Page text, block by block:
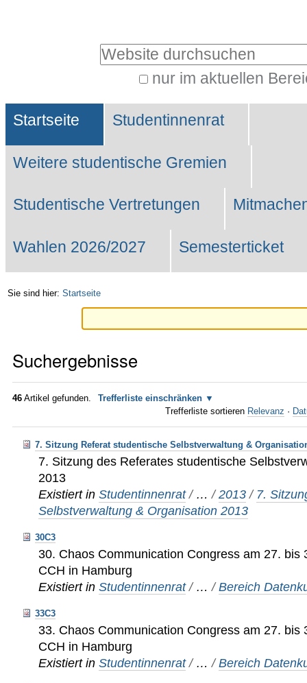
Website durchsuchen
nur im aktuellen
Suche…
Sektionen
Startseite Studentinnenrat
Weitere studentische Gremien
Studentische Vertretungen
Wahlen 2026/2027 Semesterticket
Sie sind hier: Startseite
Suchergebnisse
46 Artikel gefunden.
Trefferliste einschränken
Trefferliste sortieren Relevanz ·
7. Sitzung Referat studentische Selbstverwaltung &
7. Sitzung des Referates studentische
2013
Existiert in Studentinnenrat / …/2013 / 7.
Selbstverwaltung & Organisation 2013
30C3
30. Chaos Communication Congress am 27. bis
CCH in Hamburg
Existiert in Studentinnenrat / …/Bereich
33C3
33. Chaos Communication Congress am 27. bis
CCH in Hamburg
Existiert in Studentinnenrat / …/Bereich